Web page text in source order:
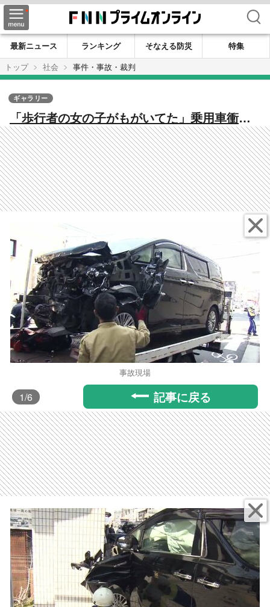
検索
最新ニュース ランキング そなえる防災
特集
トップ
社会 事件・事故・裁判
「歩行者の女の子がもがいてた」乗用車衝突
のはずみでタクシーが歩道乗り上げ通行人に
衝突 男女2人けが
ギャラリー
事故現場
1/6 記事に戻る